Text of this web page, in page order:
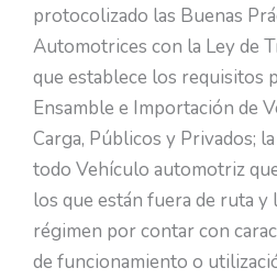
protocolizado las Buenas
Automotrices con la Ley de
que establece los requisitos
Ensamble e Importación de
Carga, Públicos y Privados;
todo Vehículo automotriz
los que están fuera de ruta y
régimen por contar con
de funcionamiento o